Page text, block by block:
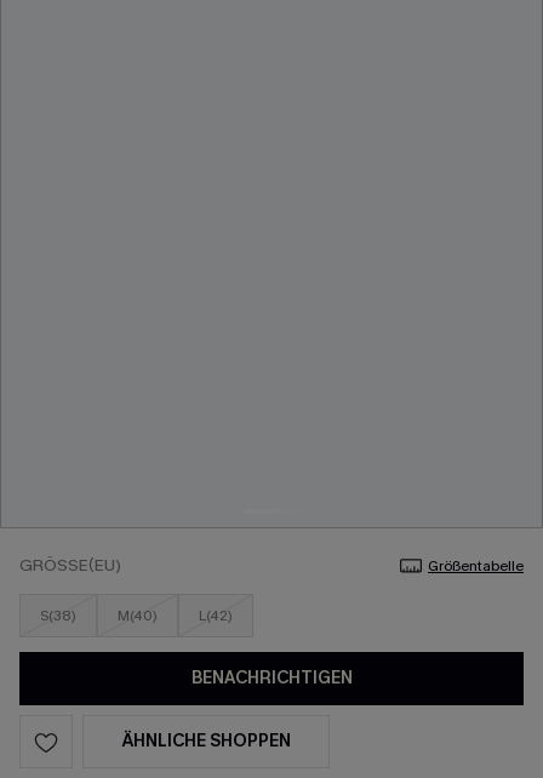
GRÖSSE(EU) Größentabelle
S(38) M(40) L(42)
BENACHRICHTIGEN
ÄHNLICHE SHOPPEN